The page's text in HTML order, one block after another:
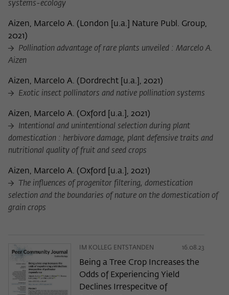
systems-ecology
Aizen, Marcelo A. ( London [u.a.] Nature Publ. Group,
2021)
Pollination advantage of rare plants unveiled : Marcelo A.
Aizen
Aizen, Marcelo A. ( Dordrecht [u.a.], 2021)
Exotic insect pollinators and native pollination systems
Aizen, Marcelo A. (Oxford [u.a.], 2021)
Intentional and unintentional selection during plant
domestication : herbivore damage, plant defensive traits and
nutritional quality of fruit and seed crops
Aizen, Marcelo A. (Oxford [u.a.], 2021)
The influences of progenitor filtering, domestication
selection and the boundaries of nature on the domestication of
grain crops
IM KOLLEG ENTSTANDEN 16.08.23
Being a Tree Crop Increases the
Odds of Experiencing Yield
Declines Irrespecitve of